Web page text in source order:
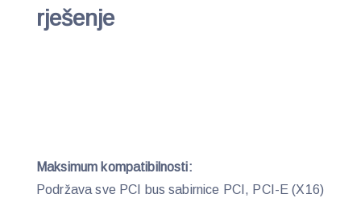
rješenje
Maksimum kompatibilnosti:
Podržava sve PCI bus sabirnice PCI, PCI-E (X16)